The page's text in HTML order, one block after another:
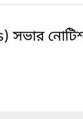
সভার